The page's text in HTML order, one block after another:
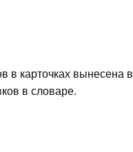
в карточках вынесена в
в словаре.